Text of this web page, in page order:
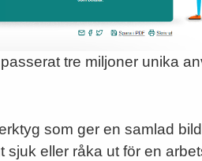
tre miljoner unika
som ger en samlad
eller råka ut för en